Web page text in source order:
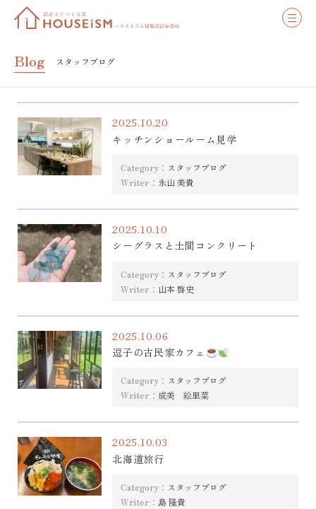
Blog スタッフブログ
2025.10.20
キッチンショールーム見学
Category： スタッフブログ
Writer： 永山 美貴
2025.10.10
シーグラスと土間コンクリート
Category： スタッフブログ
Writer： 山本 啓史
2025.10.06
逗子の古民家カフェ
Category： スタッフブログ
Writer： 成美 絵里菜
2025.10.03
北海道旅行
Category： スタッフブログ
Writer： 島 隆貴